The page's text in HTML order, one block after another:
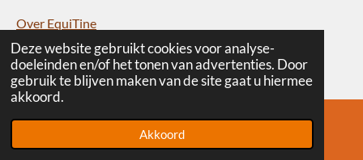
Deze website gebruikt cookies voor analyse-
doeleinden en/of het tonen van advertenties. Door
gebruik te blijven maken van de site gaat u hiermee
akkoord.
Akkoord
Over EquiTine
Portfolio
Blogs
Volg je ons al?